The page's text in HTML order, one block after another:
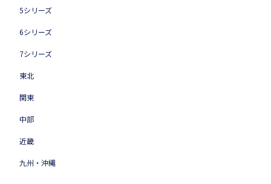
5シリーズ
6シリーズ
7シリーズ
東北
関東
中部
近畿
九州・沖縄